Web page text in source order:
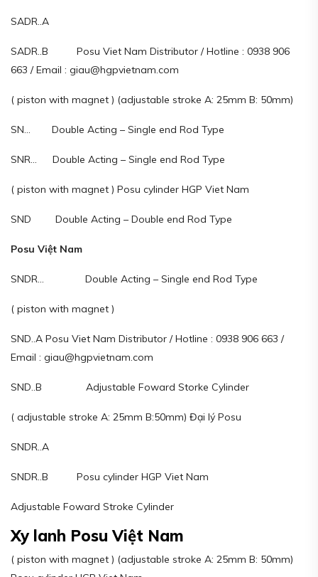
SADR..A
SADR..B Posu Viet Nam Distributor / Hotline : 0938 906
663 / Email : giau@hgpvietnam.com
( piston with magnet ) (adjustable stroke A: 25mm B: 50mm)
SN… Double Acting – Single end Rod Type
SNR… Double Acting – Single end Rod Type
( piston with magnet ) Posu cylinder HGP Viet Nam
SND Double Acting – Double end Rod Type
Posu Việt Nam
SNDR… Double Acting – Single end Rod Type
( piston with magnet )
SND..A Posu Viet Nam Distributor / Hotline : 0938 906 663 /
Email : giau@hgpvietnam.com
SND..B Adjustable Foward Storke Cylinder
( adjustable stroke A: 25mm B:50mm) Đại lý Posu
SNDR..A
SNDR..B Posu cylinder HGP Viet Nam
Adjustable Foward Stroke Cylinder
Xy lanh Posu Việt Nam
( piston with magnet ) (adjustable stroke A: 25mm B: 50mm)